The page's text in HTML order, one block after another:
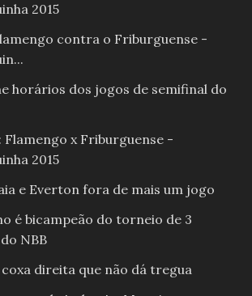
2015
contra o Friburguense -
horários dos jogos de semifinal do
Flamengo x Friburguense -
2015
e Everton fora de mais um jogo
é bicampeão do torneio de 3
NBB
coxa direita que não dá tregua